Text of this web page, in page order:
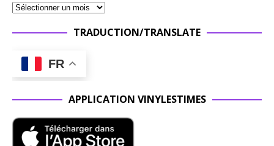
TRADUCTION/TRANSLATE
FR
APPLICATION VINYLESTIMES